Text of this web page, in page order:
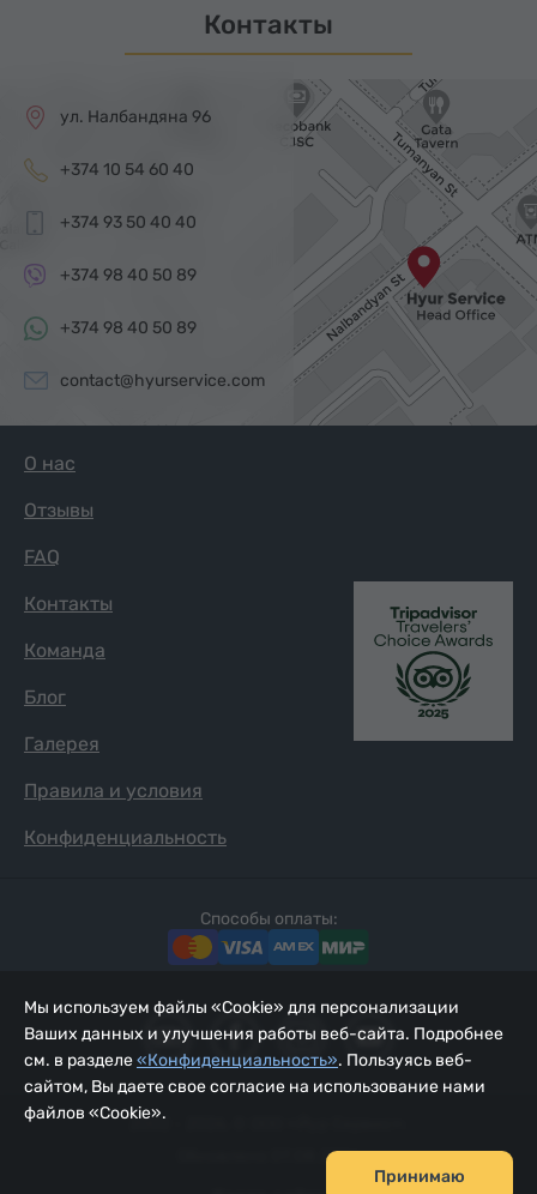
Контакты
ул. Налбандяна 96
+374 10 54 60 40
+374 93 50 40 40
+374 98 40 50 89
+374 98 40 50 89
contact@hyurservice.com
О нас
Отзывы
FAQ
Контакты
Команда
Блог
Галерея
Правила и условия
Конфиденциальность
Способы оплаты:
2002 - 2026, © ООО «Йур Сервис»;
Обновлено 07.08.2026
Мы используем файлы «Cookie» для персонализации
Ваших данных и улучшения работы веб-сайта. Подробнее
см. в разделе«Конфиденциальность». Пользуясь веб-
сайтом, Вы даете свое согласие на использование нами
файлов «Cookie».
Принимаю